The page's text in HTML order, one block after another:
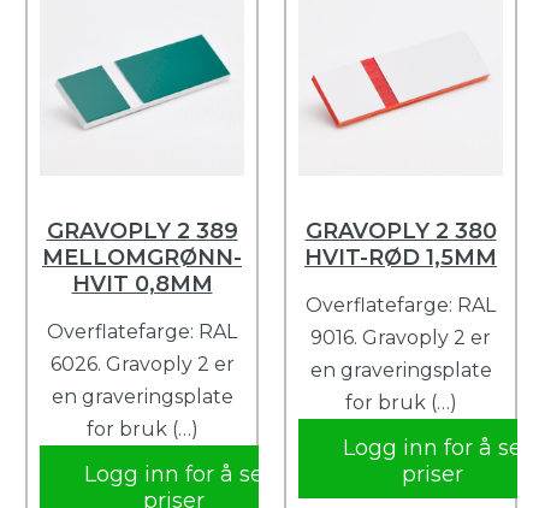
GRAVOPLY 2 389
MELLOMGRØNN-
HVIT 0,8MM
Overflatefarge: RAL
6026. Gravoply 2 er
en graveringsplate
for bruk (…)
Logg inn for å se
priser
GRAVOPLY 2 380
HVIT-RØD 1,5MM
Overflatefarge: RAL
9016. Gravoply 2 er
en graveringsplate
for bruk (…)
Logg inn for å se
priser